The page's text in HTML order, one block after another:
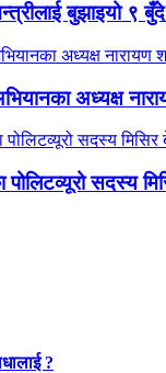
बुझाइयो ९ बुँदे
अध्यक्ष
सदस्य
?